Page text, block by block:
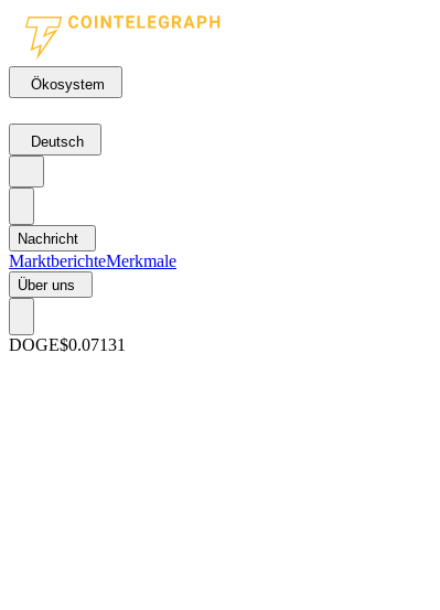
Ökosystem
Deutsch
Nachricht
MarktberichteMerkmale
Über uns
DOGE$0.07131